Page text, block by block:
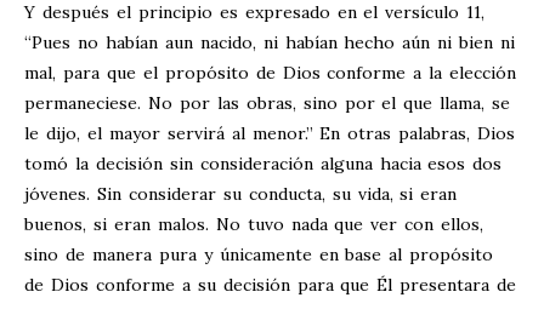
Y después el principio es expresado en el versículo 11,
“Pues no habían aun nacido, ni habían hecho aún ni bien ni
mal, para que el propósito de Dios conforme a la elección
permaneciese. No por las obras, sino por el que llama, se
le dijo, el mayor servirá al menor.” En otras palabras, Dios
tomó la decisión sin consideración alguna hacia esos dos
jóvenes. Sin considerar su conducta, su vida, si eran
buenos, si eran malos. No tuvo nada que ver con ellos,
sino de manera pura y únicamente en base al propósito
de Dios conforme a su decisión para que Él presentara de